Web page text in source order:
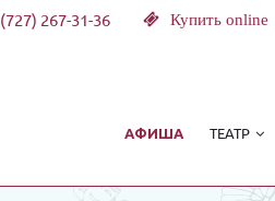
(727) 267-31-36 Купить online
АФИША ТЕАТР